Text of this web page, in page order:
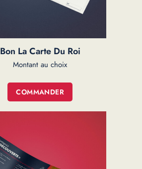
Bon La Carte Du Roi
COMMANDER